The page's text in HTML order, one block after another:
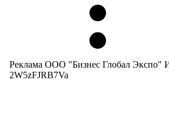
Реклама ООО "Бизнес Глобал Экспо"
2W5zFJRB7Va